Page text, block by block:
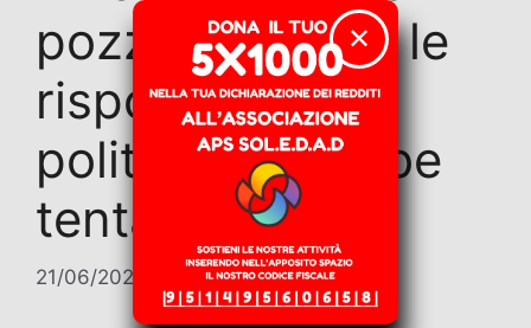
pozza malata e le
risposte che la
politica dovrebbe
tentare di dare
21/06/2026 Alberto Deambrogio
✕